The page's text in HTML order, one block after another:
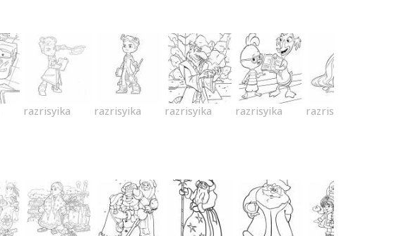
razrisyika razrisyika razrisyika razrisyika razrisyika